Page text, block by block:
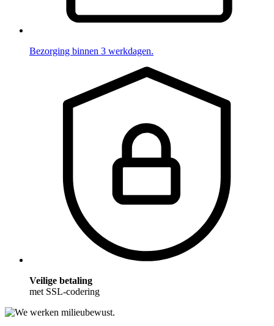
Bezorging binnen 3 werkdagen.
Veilige betaling
met SSL-codering